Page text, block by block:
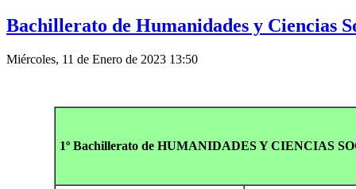
Bachillerato de Humanidades y Ciencias
Miércoles, 11 de Enero de 2023 13:50
1º Bachillerato de HUMANIDADES Y CIENCIAS